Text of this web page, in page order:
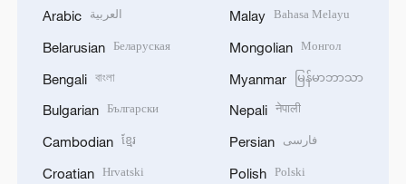
Arabic العربية
Belarusian Беларуская
Bengali বাংলা
Bulgarian Български
Cambodian ខ្មែរ
Croatian Hrvatski
Malay Bahasa Melayu
Mongolian Монгол
Myanmar မြန်မာဘာသာ
Nepali नेपाली
Persian فارسی
Polish Polski